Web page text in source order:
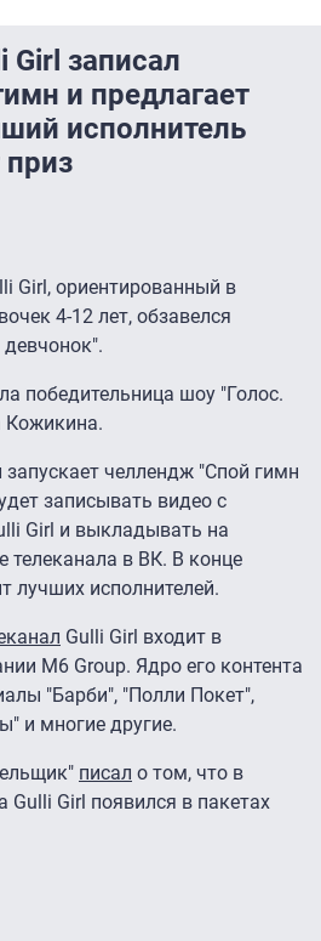
Girl записал
и предлагает
исполнитель
приз
Girl, ориентированный в
4-12 лет, обзавелся
победительница шоу "Голос.
Кожикина.
запускает челлендж "Спой гимн
записывать видео с
Girl и выкладывать на
телеканала в ВК. В конце
лучших исполнителей.
Gulli Girl входит в
M6 Group. Ядро его контента
"Барби", "Полли Покет",
и многие другие.
писал о том, что в
Gulli Girl появился в пакетах